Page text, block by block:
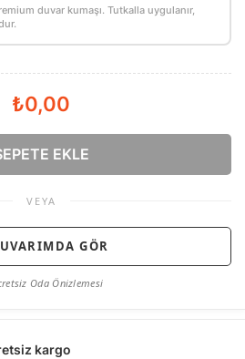
duvar kumaşı. Tutkalla uygulanır,
₺0,00
EKLE
VEYA
GÖR
Oda Önizlemesi
kargo